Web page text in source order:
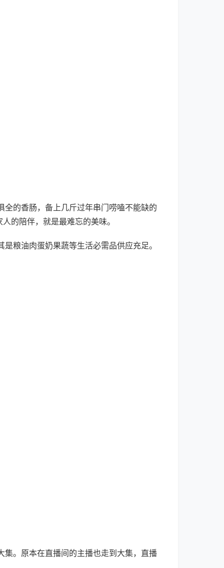
的香肠，备上几斤过年串门唠嗑不能缺的
的陪伴，就是最难忘的美味。
粮油肉蛋奶果蔬等生活必需品供应充足。
。原本在直播间的主播也走到大集，直播